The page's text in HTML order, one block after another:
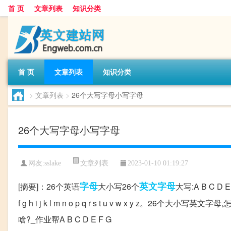
首 页 文章列表 知识分类
首 页 文章列表 知识分类
> 文章列表 > 26个大写字母小写字母
26个大写字母小写字母
网友:sslake 文章列表 2023-01-10 01:19:27
[摘要]：26个英语字母大小写26个英文字母大写:A B C D
f g h i j k l m n o p q r s t u v w x y z。26个大小写英文字母
啥?_作业帮A B C D E F G